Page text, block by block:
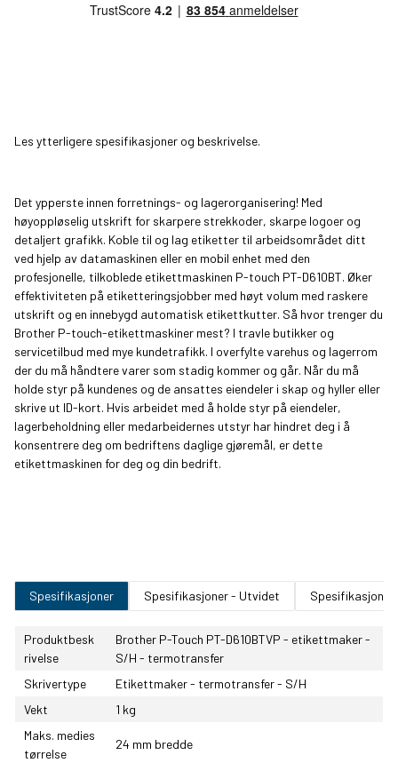
Les ytterligere spesifikasjoner og beskrivelse.
Det ypperste innen forretnings- og lagerorganisering! Med
høyoppløselig utskrift for skarpere strekkoder, skarpe logoer og
detaljert grafikk. Koble til og lag etiketter til arbeidsområdet ditt
ved hjelp av datamaskinen eller en mobil enhet med den
profesjonelle, tilkoblede etikettmaskinen P-touch PT-D610BT. Øker
effektiviteten på etiketteringsjobber med høyt volum med raskere
utskrift og en innebygd automatisk etikettkutter. Så hvor trenger du
Brother P-touch-etikettmaskiner mest? I travle butikker og
servicetilbud med mye kundetrafikk. I overfylte varehus og lagerrom
der du må håndtere varer som stadig kommer og går. Når du må
holde styr på kundenes og de ansattes eiendeler i skap og hyller eller
skrive ut ID-kort. Hvis arbeidet med å holde styr på eiendeler,
lagerbeholdning eller medarbeidernes utstyr har hindret deg i å
konsentrere deg om bedriftens daglige gjøremål, er dette
etikettmaskinen for deg og din bedrift.
Spesifikasjoner Spesifikasjoner - Utvidet Spesifikasjoner
Produktbesk
rivelse
Brother P-Touch PT-D610BTVP - etikettmaker -
S/H - termotransfer
Skrivertype
Etikettmaker - termotransfer - S/H
Vekt
1 kg
Maks. medies
tørrelse
24 mm bredde